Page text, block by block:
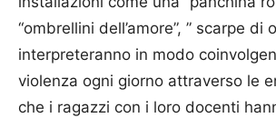
“ombrellini dell’amore”, ” scarpe di
interpreteranno in modo
violenza ogni giorno attraverso le
che i ragazzi con i loro docenti